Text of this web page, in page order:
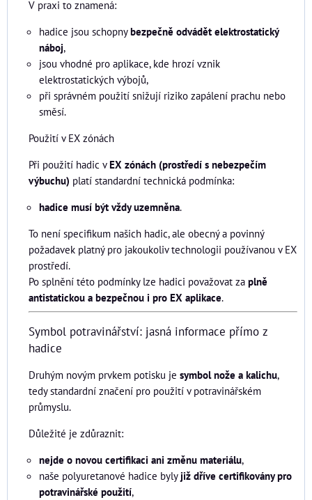
V praxi to znamená:
hadice jsou schopnybezpečně odvádět elektrostatický
náboj,
jsou vhodné pro aplikace, kde hrozí vznik
elektrostatických výbojů,
při správném použití snižují riziko zapálení prachu nebo
směsí.
Použití v EX zónách
Při použití hadic vEX zónách (prostředí s nebezpečím
výbuchu) platí standardní technická podmínka:
hadice musí být vždy uzemněna.
To není specifikum našich hadic, ale obecný a povinný
požadavek platný pro jakoukoliv technologii používanou v EX
prostředí.
Po splnění této podmínky lze hadici považovat za plně
antistatickou a bezpečnou i pro EX aplikace.
Symbol potravinářství: jasná informace přímo z
hadice
Druhým novým prvkem potisku je symbol nože a kalichu,
tedy standardní značení pro použití v potravinářském
průmyslu.
Důležité je zdůraznit:
nejde o novou certifikaci ani změnu materiálu,
naše polyuretanové hadice bylyjiž dříve certifikovány pro
potravinářské použití,